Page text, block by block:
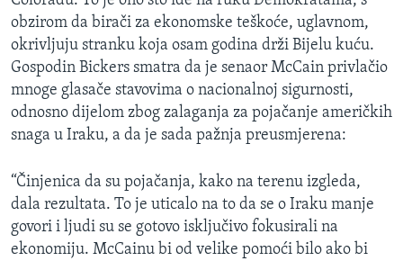
obzirom da birači za ekonomske teškoće, uglavnom,
okrivljuju stranku koja osam godina drži Bijelu kuću.
Gospodin Bickers smatra da je senaor McCain privlačio
mnoge glasače stavovima o nacionalnoj sigurnosti,
odnosno dijelom zbog zalaganja za pojačanje američkih
snaga u Iraku, a da je sada pažnja preusmjerena:
“Činjenica da su pojačanja, kako na terenu izgleda,
dala rezultata. To je uticalo na to da se o Iraku manje
govori i ljudi su se gotovo isključivo fokusirali na
ekonomiju. McCainu bi od velike pomoći bilo ako bi